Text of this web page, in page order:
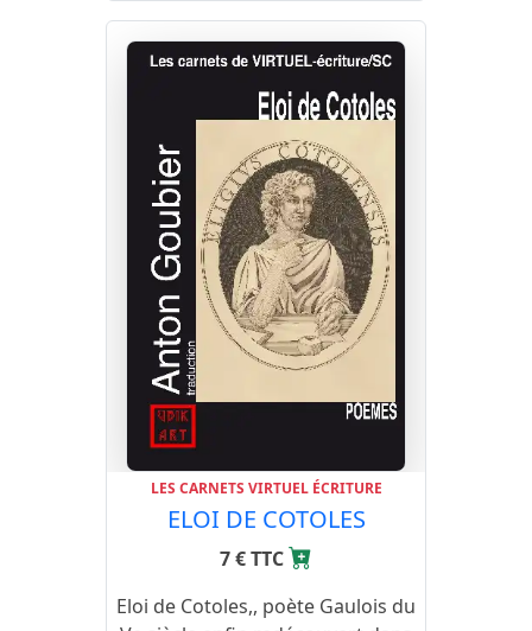
LES CARNETS VIRTUEL ÉCRITURE
ELOI DE COTOLES
7 € TTC
Eloi de Cotoles,, poète Gaulois du